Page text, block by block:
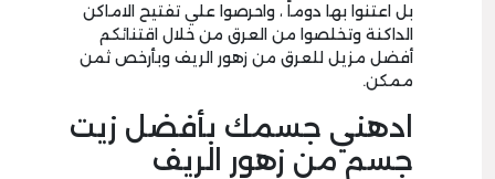
بل اعتنوا بها دوماً ، واحرصوا علي تفتيح الاماكن
الداكنة وتخلصوا من العرق من خلال اقتنائكم
أفضل مزيل للعرق من زهور الريف وبأرخص ثمن
ممكن.
ادهني جسمك بأفضل زيت
جسم من زهور الريف